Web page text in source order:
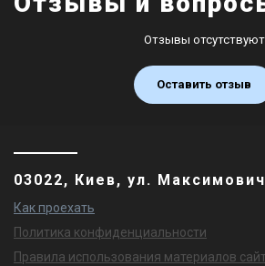
Отзывы отсутствуют
Оставить отзыв
03022, Киев, ул.
Как проехать
Политика конфиденциальности
Правила использования материалов